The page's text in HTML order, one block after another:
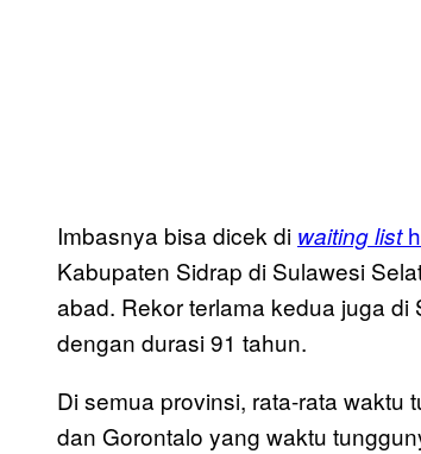
Imbasnya bisa dicek di waiting list
Kabupaten Sidrap di Sulawesi
abad. Rekor terlama kedua juga
dengan durasi 91 tahun.
Di semua provinsi, rata-rata waktu
dan Gorontalo yang waktu